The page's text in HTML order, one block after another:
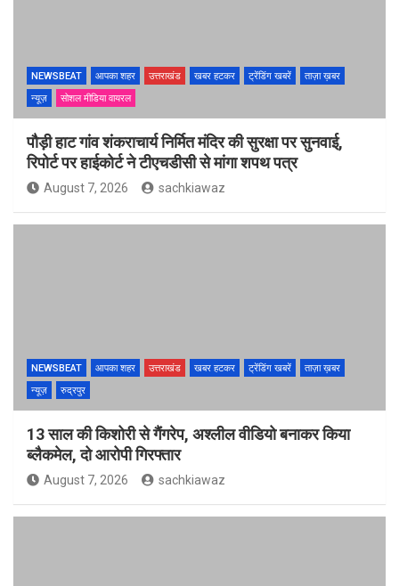
NEWSBEAT आपका शहर उत्तराखंड खबर हटकर ट्रेंडिंग खबरें
ताज़ा ख़बर
न्यूज़
सोशल मीडिया वायरल
पौड़ी हाट गांव शंकराचार्य निर्मित मंदिर की सुरक्षा पर सुनवाई,
रिपोर्ट पर हाईकोर्ट ने टीएचडीसी से मांगा शपथ पत्र
August 7, 2026 sachkiawaz
NEWSBEAT आपका शहर उत्तराखंड खबर हटकर ट्रेंडिंग खबरें
ताज़ा ख़बर
न्यूज़
रुद्रपुर
13 साल की किशोरी से गैंगरेप, अश्लील वीडियो बनाकर किया
ब्लैकमेल, दो आरोपी गिरफ्तार
August 7, 2026 sachkiawaz